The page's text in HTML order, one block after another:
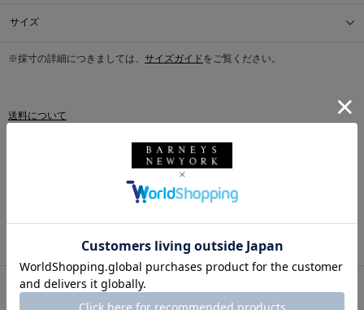
サイズ
※採寸の詳細につきましては、 サイズガイドをご覧ください。
送料について
このアイテムをシェアする